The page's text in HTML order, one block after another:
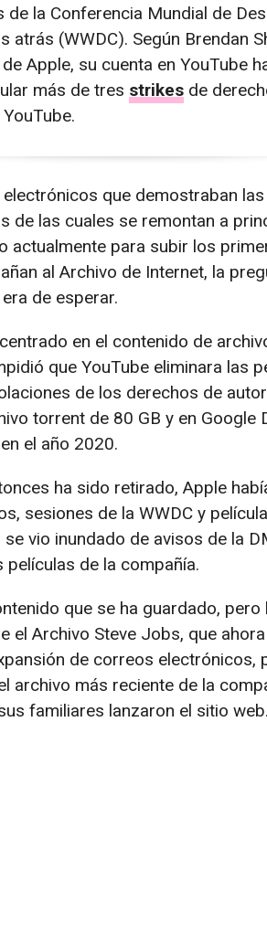
la Conferencia Mundial de
atrás (WWDC). Según Brendan
Apple, su cuenta en YouTube
más de tres strikes de
que demostraban
de las cuales se remontan a
actualmente para subir los
al Archivo de Internet, la
de esperar.
en el contenido de
que YouTube eliminara las
de los derechos de
torrent de 80 GB y en Google
el año 2020.
ha sido retirado, Apple
sesiones de la WWDC y
vio inundado de avisos de la
de la compañía.
que se ha guardado,
el Archivo Steve Jobs, que
de correos electrónicos,
archivo más reciente de la
familiares lanzaron el sitio web.